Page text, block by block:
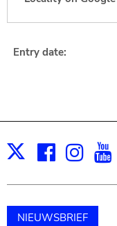
Entry date:
X
NIEUWSBRIEF